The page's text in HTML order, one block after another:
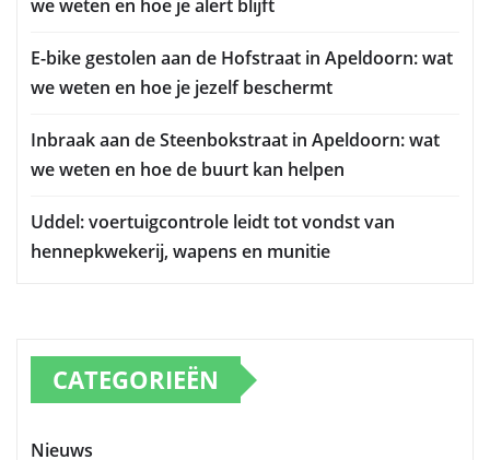
we weten en hoe je alert blijft
E-bike gestolen aan de Hofstraat in Apeldoorn: wat
we weten en hoe je jezelf beschermt
Inbraak aan de Steenbokstraat in Apeldoorn: wat
we weten en hoe de buurt kan helpen
Uddel: voertuigcontrole leidt tot vondst van
hennepkwekerij, wapens en munitie
CATEGORIEËN
Nieuws